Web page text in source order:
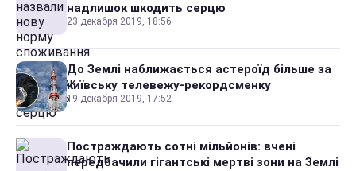
надлишок шкодить серцю
23 декабря 2019, 18:56
До Землі наближається астероїд більше за
київську телевежу-рекордсменку
19 декабря 2019, 17:52
Постраждають сотні мільйонів: вчені
передбачили гігантські мертві зони на Землі